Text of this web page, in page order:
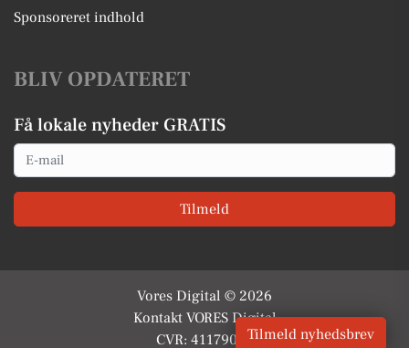
Sponsoreret indhold
BLIV OPDATERET
Få lokale nyheder GRATIS
Email
Tilmeld
Vores Digital © 2026
Kontakt VORES Digital
CVR: 41179082Tilmeld nyhedsbrev